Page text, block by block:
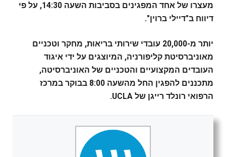
מעצרו של אחד המפגינים בסביבות השעה 14:30, על פי
דיווח ב"דיילי ברוין".
יותר מ-20,000 עובדי שירותי בריאות, מחקר וטכניים
מאוניברסיטת קליפורניה, המיוצגים על ידי איגוד
העובדים המקצועיים והטכניים של האוניברסיטה,
מתכננים להפגין החל מהשעה 8:00 בבוקר במרכז
הרפואי רונלד רייגן של UCLA.